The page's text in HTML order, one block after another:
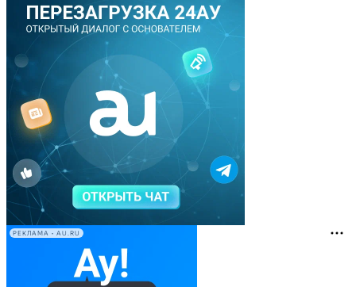
РЕКЛАМА • AU.RU